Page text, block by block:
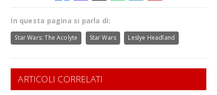
In questa pagina si parla di:
Star Wars: The Acolyte Star Wars Leslye Headland
ARTICOLI CORRELATI